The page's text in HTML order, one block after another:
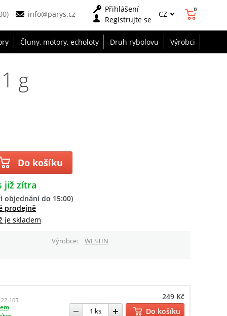
info@parys.cz
Přihlášení
Registrujte se
CZ 0
Čluny, motory, echoloty Druh rybolovu Výrobci
g
Do košíku
již zítra
objednání do 15:00)
prodejně
je skladem
Výrobce
WESTIN
105 249 Kč
Do košíku